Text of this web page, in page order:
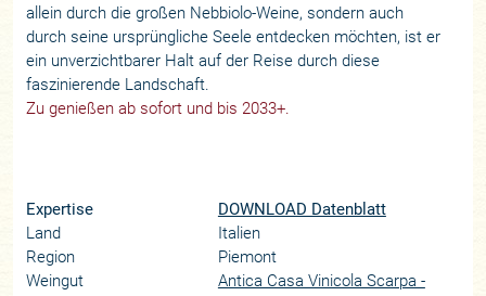
allein durch die großen Nebbiolo-Weine, sondern auch
durch seine ursprüngliche Seele entdecken möchten, ist er
ein unverzichtbarer Halt auf der Reise durch diese
faszinierende Landschaft.
Zu genießen ab sofort und bis 2033+.
Expertise
DOWNLOAD Datenblatt
Land
Italien
Region
Piemont
Weingut
Antica Casa Vinicola Scarpa -